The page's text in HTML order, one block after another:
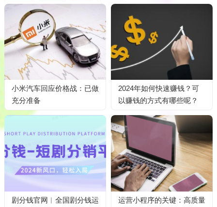
小米汽车回应价格战：已做
充分准备
2024年如何快速赚钱？可
以赚钱的方式有哪些呢？
剧分钱官网︱全国剧分钱运
运营小程序的关键：高质量